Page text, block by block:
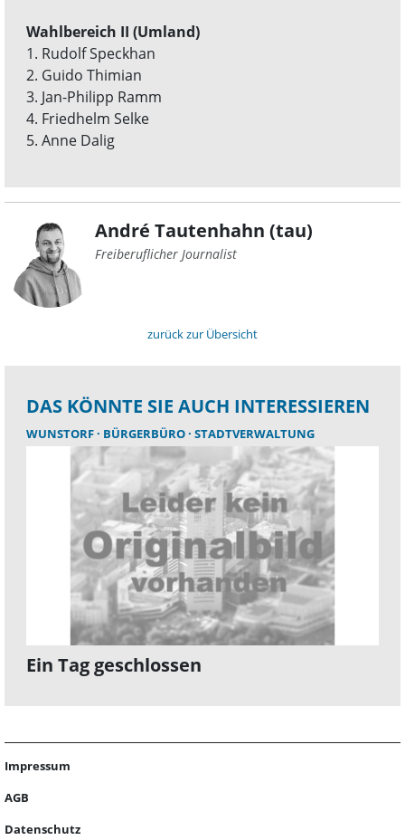
Wahlbereich II (Umland)
1. Rudolf Speckhan
2. Guido Thimian
3. Jan-Philipp Ramm
4. Friedhelm Selke
5. Anne Dalig
André Tautenhahn (tau)
Freiberuflicher Journalist
zurück zur Übersicht
DAS KÖNNTE SIE AUCH INTERESSIEREN
WUNSTORF BÜRGERBÜRO STADTVERWALTUNG
Ein Tag geschlossen
Impressum
AGB
Datenschutz